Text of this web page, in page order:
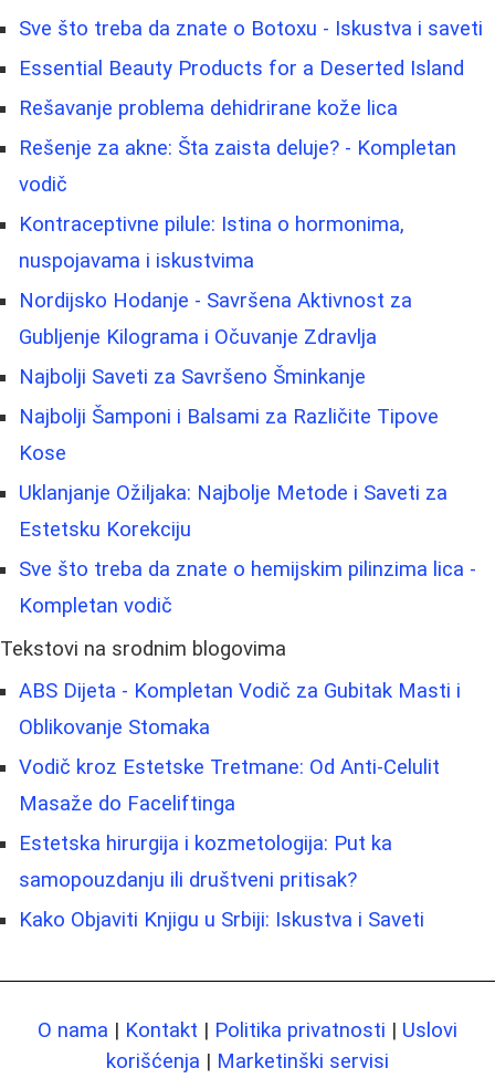
Sve što treba da znate o Botoxu - Iskustva i saveti
Essential Beauty Products for a Deserted Island
Rešavanje problema dehidrirane kože lica
Rešenje za akne: Šta zaista deluje? - Kompletan
vodič
Kontraceptivne pilule: Istina o hormonima,
nuspojavama i iskustvima
Nordijsko Hodanje - Savršena Aktivnost za
Gubljenje Kilograma i Očuvanje Zdravlja
Najbolji Saveti za Savršeno Šminkanje
Najbolji Šamponi i Balsami za Različite Tipove
Kose
Uklanjanje Ožiljaka: Najbolje Metode i Saveti za
Estetsku Korekciju
Sve što treba da znate o hemijskim pilinzima lica -
Kompletan vodič
Tekstovi na srodnim blogovima
ABS Dijeta - Kompletan Vodič za Gubitak Masti i
Oblikovanje Stomaka
Vodič kroz Estetske Tretmane: Od Anti-Celulit
Masaže do Faceliftinga
Estetska hirurgija i kozmetologija: Put ka
samopouzdanju ili društveni pritisak?
Kako Objaviti Knjigu u Srbiji: Iskustva i Saveti
O nama | Kontakt | Politika privatnosti | Uslovi
korišćenja | Marketinški servisi